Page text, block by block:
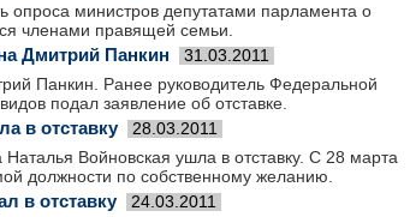
опроса министров депутатами парламента о
членами правящей семьи.
Дмитрий Панкин 31.03.2011
Панкин. Ранее руководитель Федеральной
подал заявление об отставке.
в отставку 28.03.2011
Войновская ушла в отставку. С 28 марта
должности по собственному желанию.
в отставку 24.03.2011